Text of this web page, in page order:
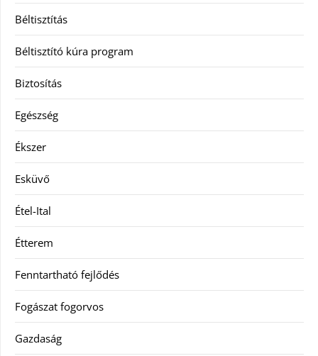
Béltisztítás
Béltisztító kúra program
Biztosítás
Egészség
Ékszer
Esküvő
Étel-Ital
Étterem
Fenntartható fejlődés
Fogászat fogorvos
Gazdaság